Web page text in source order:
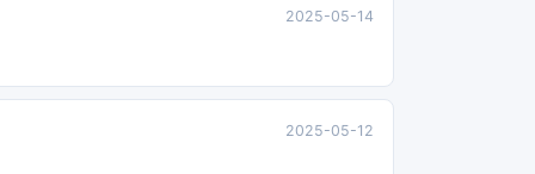
2025-05-14
2025-05-12